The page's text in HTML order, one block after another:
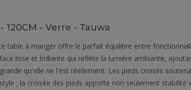
- Verre - Tauwa
table à manger offre le parfait équilibre entre
lisse et brillante qui reflète la lumière ambiante,
qu'elle ne l'est réellement. Les pieds croisés
; la croisée des pieds apporte non seulement